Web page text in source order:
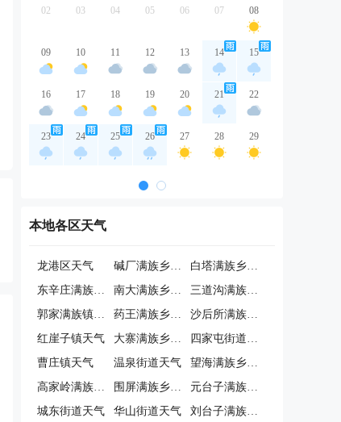
02 03 04 05 06 07 08
09 10 11 12 13 14 15
16 17 18 19 20 21 22
23 24 25 26 27 28 29
本地各区天气
龙港区天气 碱厂满族乡天气
白塔满族乡天气
东辛庄满族镇天气
南大满族乡天气
三道沟满族乡天气
郭家满族镇天气
药王满族乡天气
沙后所满族镇天气
红崖子镇天气
大寨满族乡天气
四家屯街道天气
曹庄镇天气
温泉街道天气
望海满族乡天气
高家岭满族镇天气
围屏满族乡天气
元台子满族乡天气
城东街道天气
华山街道天气
刘台子满族乡天气